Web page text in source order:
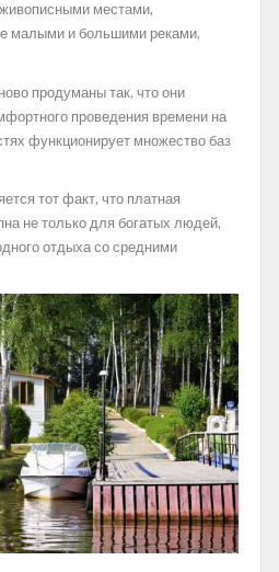
местами,
малыми и большими реками,
продуманы так, что они
проведения времени на
функционирует множество баз
тот факт, что платная
не только для богатых людей,
отдыха со средними